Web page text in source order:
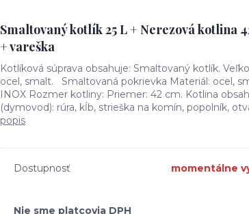
Smaltovaný kotlík 25 L + Nerezová kotlina
+ vareška
Kotlíková súprava obsahuje: Smaltovaný kotlík.
ocel, smalt. Smaltovaná pokrievka Materiál: ocel,
INOX Rozmer kotliny: Priemer: 42 cm. Kotlina
(dymovod): rúra, kĺb, strieška na komín, popolník,
popis
Dostupnosť momentálne
Nie sme platcovia DPH